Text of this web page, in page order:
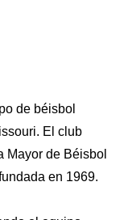
de béisbol
El club
Mayor de Béisbol
en 1969.